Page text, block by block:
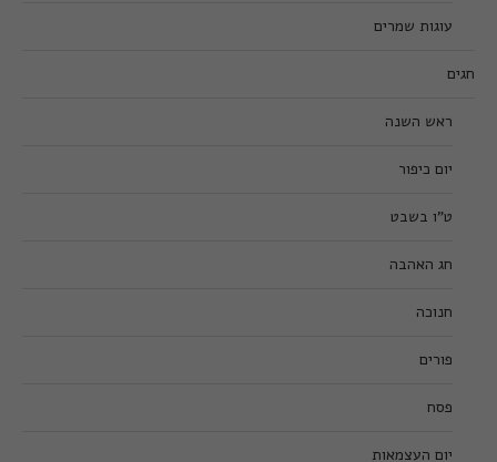
עוגות שמרים
חגים
ראש השנה
יום כיפור
ט”ו בשבט
חג האהבה
חנוכה
פורים
פסח
יום העצמאות